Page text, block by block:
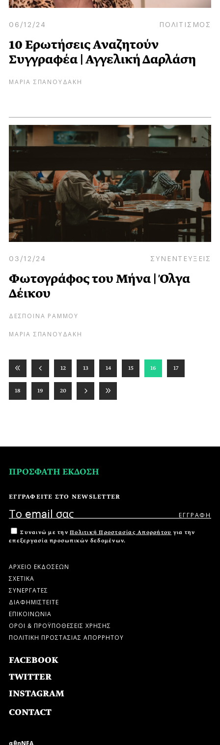
06/12/24 ΠΟΛΙΤΙΣΜΟΣ
10 Ερωτήσεις Αναζητούν
Συγγραφέα | Αγγελική Δαρλάση
ΜΑΡΙΑ ΣΠΑΝΟΥΔΑΚΗ
03/12/24 ΣΥΝΕΝΤΕΥΞΕΙΣ
Φωτογράφος του Μήνα | Όλγα
Δέικου
ΔΕΣΠΟΙΝΑ ΡΑΜΜΟΥ
ΜΑΡΙΑ ΣΠΑΝΟΥΔΑΚΗ
12 13 14 15 16 17
18 19 20
ΠΡΟΣΦΑΤΗ ΕΚΔΟΣΗ
ΕΓΓΡΑΦΕΙΤΕ ΣΤΟ NEWSLETTER
Συναινώ με την Πολιτική Προστασίας Απορρήτου για την
επεξεργασία προσωπικών δεδομένων.
ΑΡΧΕΙΟ ΕΚΔΟΣΕΩΝ
ΣΧΕΤΙΚΑ
ΣΥΝΕΡΓΑΤΕΣ
ΔΙΑΦΗΜΙΣΤΕΙΤΕ
ΕΠΙΚΟΙΝΩΝΙΑ
ΟΡΟΙ & ΠΡΟΫΠΟΘΕΣΕΙΣ ΧΡΗΣΗΣ
ΠΟΛΙΤΙΚΗ ΠΡΟΣΤΑΣΙΑΣ ΑΠΟΡΡΗΤΟΥ
FACEBOOK
TWITTER
INSTAGRAM
CONTACT
αθηΝΕΑ